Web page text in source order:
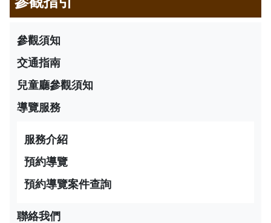
參觀須知
交通指南
兒童廳參觀須知
導覽服務
服務介紹
預約導覽
預約導覽案件查詢
聯絡我們